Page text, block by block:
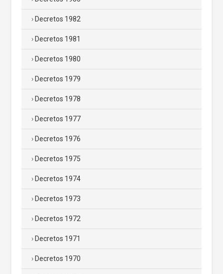
Decretos 1982
Decretos 1981
Decretos 1980
Decretos 1979
Decretos 1978
Decretos 1977
Decretos 1976
Decretos 1975
Decretos 1974
Decretos 1973
Decretos 1972
Decretos 1971
Decretos 1970